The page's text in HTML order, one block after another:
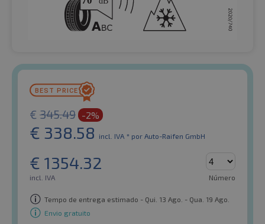
€ 345.49 -2%
€ 338.58 incl. IVA * por Auto-Raifen GmbH
€ 1354.32
incl. IVA Número
Tempo de entrega estimado - Qui. 13 Ago. - Qua. 19 Ago.
Envio gratuito